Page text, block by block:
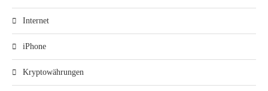
Internet
iPhone
Kryptowährungen